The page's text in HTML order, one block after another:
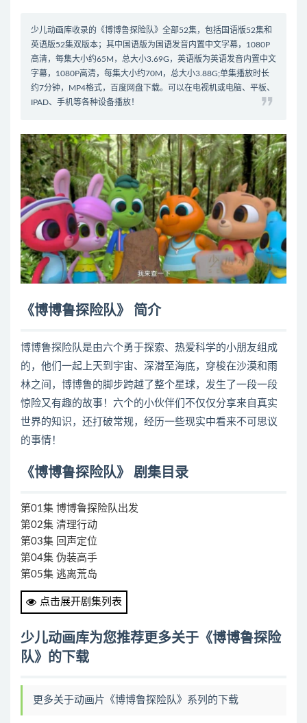
少儿动画库收录的《博博鲁探险队》全部52集，包括国语版52集和
英语版52集双版本；其中国语版为国语发音内置中文字幕，1080P
高清，每集大小约65M，总大小3.69G，英语版为英语发音内置中文
字幕，1080P高清，每集大小约70M，总大小3.88G;单集播放时长
约7分钟，MP4格式，百度网盘下载。可以在电视机或电脑、平板、
IPAD、手机等各种设备播放！
《博博鲁探险队》 简介
博博鲁探险队是由六个勇于探索、热爱科学的小朋友组成
的，他们一起上天到宇宙、深潜至海底，穿梭在沙漠和雨
林之间，博博鲁的脚步跨越了整个星球，发生了一段一段
惊险又有趣的故事！六个的小伙伴们不仅仅分享来自真实
世界的知识，还打破常规，经历一些现实中看来不可思议
的事情！
《博博鲁探险队》 剧集目录
第01集 博博鲁探险队出发
第02集 清理行动
第03集 回声定位
第04集 伪装高手
第05集 逃离荒岛
第06集 鲸之歌
第07集 鲨鱼来了
第09集 海龟保卫战
第10集 完美空间
第13集 成长的烦恼
点击展开剧集列表
少儿动画库为您推荐更多关于《博博鲁探险
队》的下载
更多关于动画片《博博鲁探险队》系列的下载